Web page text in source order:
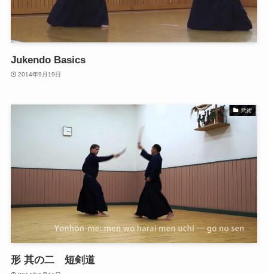
Jukendo Basics
2014年9月19日
武術
形 其の二 短剣道